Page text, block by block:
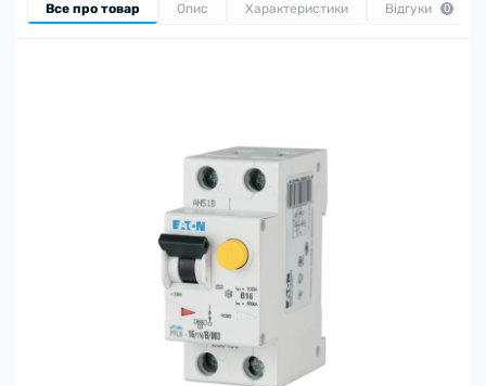
Все про товар Опис Характеристики Відгуки 0